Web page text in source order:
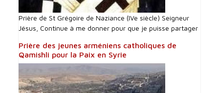
Prière de St Grégoire de Naziance (IVe siècle) Seigneur
Jésus, Continue à me donner pour que je puisse partager
Prière des jeunes arméniens catholiques de
Qamishli pour la Paix en Syrie